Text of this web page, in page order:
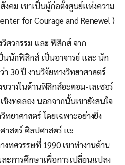
คม เขาเป็นผู้ก่อตั้งศูนย์แห่งความ
for Courage and Renewel )
วิศวกรรม และ ฟิสิกส์ จาก
นนักฟิสิกส์ เป็นอาจารย์ และ นัก
30 ปี งานวิจัยทางวิทยาศาสตร์
วางในด้านฟิสิกส์อะตอม-เลเซอร์
งทดลอง นอกจากนั้นเขายังสนใจ
ยาศาสตร์ โดยเฉพาะอย่างยิ่ง
าสตร์ ศิลปศาสตร์ แะ
ทศวรรษที่ 1990 เขาทำงานด้าน
ะการศึกษาเพื่อการเปลี่ยนแปลง